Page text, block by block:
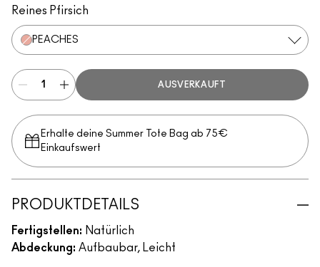
Reines Pfirsich
PEACHES
AUSVERKAUFT
Erhalte deine Summer Tote Bag ab 75€
Einkaufswert​
PRODUKTDETAILS
Fertigstellen: Natürlich
Abdeckung: Aufbaubar, Leicht